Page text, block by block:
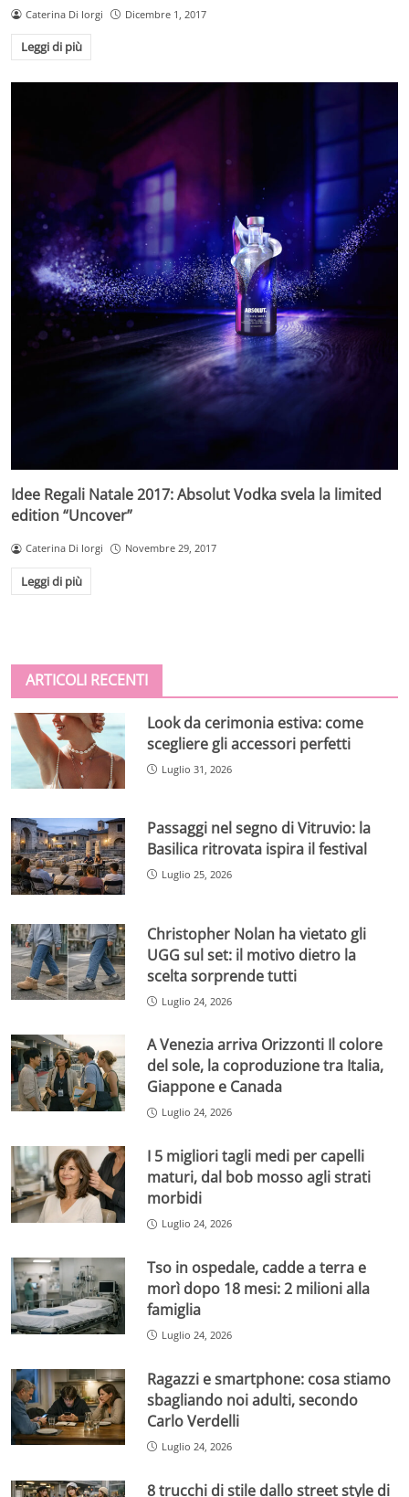
Caterina Di Iorgi Dicembre 1, 2017
Leggi di più
Idee Regali Natale 2017: Absolut Vodka svela la limited
edition “Uncover”
Caterina Di Iorgi Novembre 29, 2017
Leggi di più
ARTICOLI RECENTI
Look da cerimonia estiva: come
scegliere gli accessori perfetti
Luglio 31, 2026
Passaggi nel segno di Vitruvio: la
Basilica ritrovata ispira il festival
Luglio 25, 2026
Christopher Nolan ha vietato gli
UGG sul set: il motivo dietro la
scelta sorprende tutti
Luglio 24, 2026
A Venezia arriva Orizzonti Il colore
del sole, la coproduzione tra Italia,
Giappone e Canada
Luglio 24, 2026
I 5 migliori tagli medi per capelli
maturi, dal bob mosso agli strati
morbidi
Luglio 24, 2026
Tso in ospedale, cadde a terra e
morì dopo 18 mesi: 2 milioni alla
famiglia
Luglio 24, 2026
Ragazzi e smartphone: cosa stiamo
sbagliando noi adulti, secondo
Carlo Verdelli
Luglio 24, 2026
8 trucchi di stile dallo street style di